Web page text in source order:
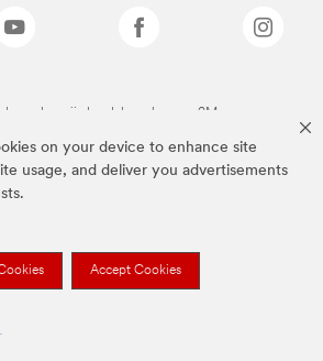
on your device to enhance site
usage, and deliver you advertisements
Accept Cookies
merken zijn handelsmerken van 3M.we